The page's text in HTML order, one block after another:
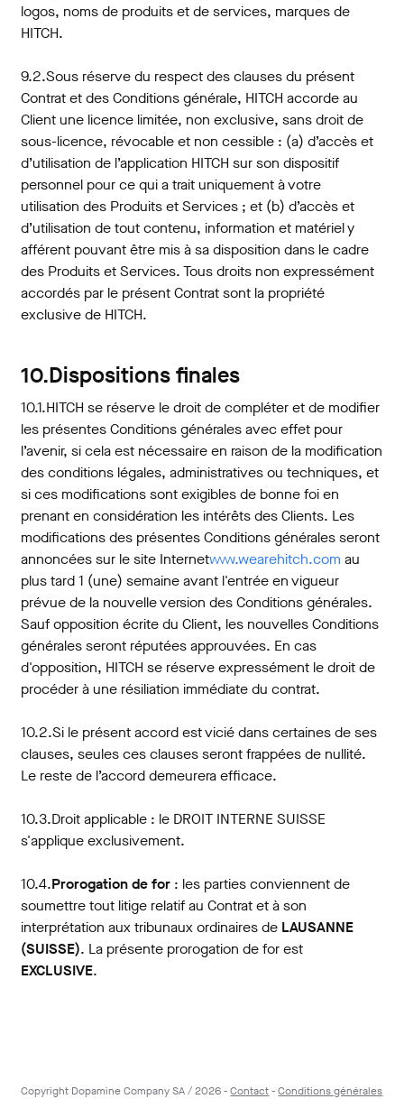
logos, noms de produits et de services, marques de
HITCH.
9.2.Sous réserve du respect des clauses du présent
Contrat et des Conditions générale, HITCH accorde au
Client une licence limitée, non exclusive, sans droit de
sous-licence, révocable et non cessible : (a) d’accès et
d’utilisation de l’application HITCH sur son dispositif
personnel pour ce qui a trait uniquement à votre
utilisation des Produits et Services ; et (b) d’accès et
d’utilisation de tout contenu, information et matériel y
afférent pouvant être mis à sa disposition dans le cadre
des Produits et Services. Tous droits non expressément
accordés par le présent Contrat sont la propriété
exclusive de HITCH.
10.Dispositions finales
10.1.HITCH se réserve le droit de compléter et de modifier
les présentes Conditions générales avec effet pour
l’avenir, si cela est nécessaire en raison de la modification
des conditions légales, administratives ou techniques, et
si ces modifications sont exigibles de bonne foi en
prenant en considération les intérêts des Clients. Les
modifications des présentes Conditions générales seront
annoncées sur le site Internetwww.wearehitch.com au
plus tard 1 (une) semaine avant l'entrée en vigueur
prévue de la nouvelle version des Conditions générales.
Sauf opposition écrite du Client, les nouvelles Conditions
générales seront réputées approuvées. En cas
d'opposition, HITCH se réserve expressément le droit de
procéder à une résiliation immédiate du contrat.
10.2.Si le présent accord est vicié dans certaines de ses
clauses, seules ces clauses seront frappées de nullité.
Le reste de l’accord demeurera efficace.
10.3.Droit applicable : le DROIT INTERNE SUISSE
s'applique exclusivement.
10.4.Prorogation de for : les parties conviennent de
soumettre tout litige relatif au Contrat et à son
interprétation aux tribunaux ordinaires de LAUSANNE
(SUISSE). La présente prorogation de for est
EXCLUSIVE.
Copyright Dopamine Company SA /2026- Contact -Conditions générales